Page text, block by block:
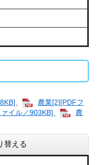
農業[2][PDFフ
イル／903KB]
農
替える